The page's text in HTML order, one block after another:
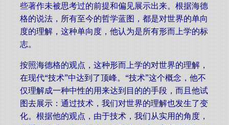
些著作未被思考过的前提和偏见展示出来。根据海德
格的说法，所有至今的哲学蓝图，都是对世界的单向
度的理解，这种单向度，他认为是所有形而上学的标
志。
按照海德格的观点，这种形而上学的对世界的理解，
在现代“技术”中达到了顶峰。“技术”这个概念，他不
仅理解成一种中性的用来达到目的的手段，而且他试
图去展示：通过技术，我们对世界的理解也发生了变
化。根据他的观点，由于技术，我们从实用的角度，